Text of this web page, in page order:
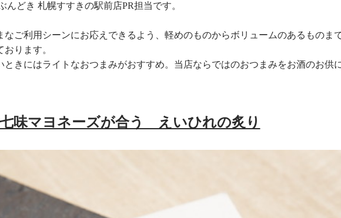
んどき 札幌すすきの駅前店PR担当です。
なご利用シーンにお応えできるよう、軽めのものからボリュームのあるものま
ります。
ときにはライトなおつまみがおすすめ。当店ならではのおつまみをお酒のお供
味マヨネーズが合う えいひれの炙り